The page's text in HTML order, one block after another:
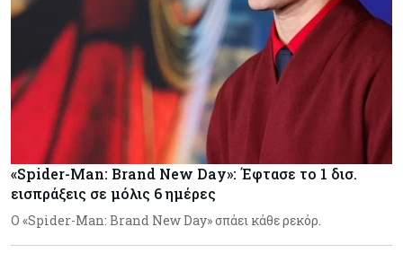
«Spider-Man: Brand New Day»: Έφτασε το 1 δισ.
εισπράξεις σε μόλις 6 ημέρες
Ο «Spider-Man: Brand New Day» σπάει κάθε ρεκόρ.